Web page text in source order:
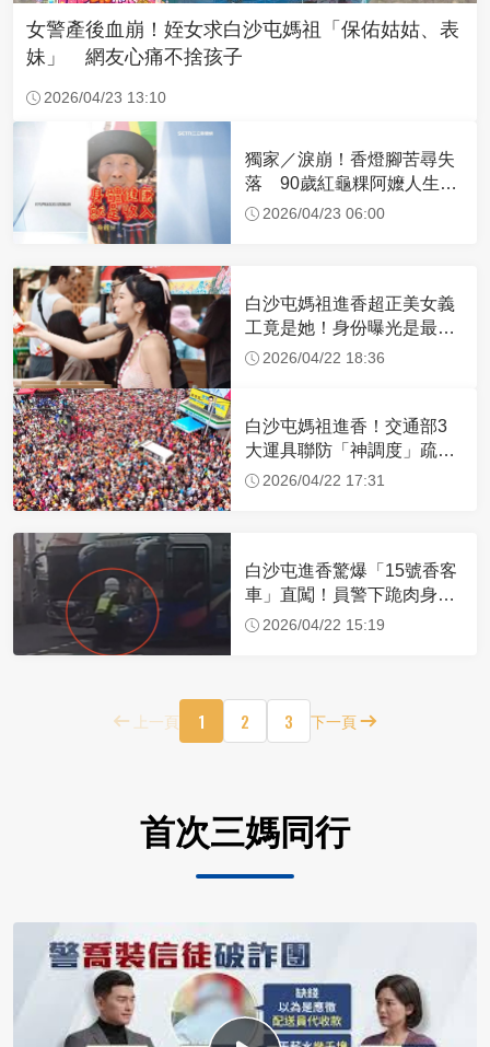
女警產後血崩！姪女求白沙屯媽祖「保佑姑姑、表
妹」 網友心痛不捨孩子
2026/04/23 13:10
獨家／淚崩！香燈腳苦尋失
落 90歲紅龜粿阿嬤人生謝
幕2026/04/23 06:00
白沙屯媽祖進香超正美女義
工竟是她！身份曝光是最美
禮生 一輩子不結婚
2026/04/22 18:36
白沙屯媽祖進香！交通部3
大運具聯防「神調度」疏運
32.1萬創新高
2026/04/22 17:31
白沙屯進香驚爆「15號香客
車」直闖！員警下跪肉身擋
車：讓行人先過
2026/04/22 15:19
上一頁 1 2 3 下一頁
首次三媽同行